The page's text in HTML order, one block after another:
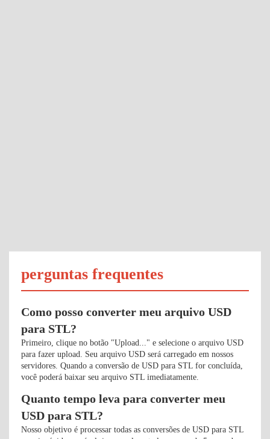
perguntas frequentes
Como posso converter meu arquivo USD
para STL?
Primeiro, clique no botão "Upload..." e selecione o arquivo USD
para fazer upload. Seu arquivo USD será carregado em nossos
servidores. Quando a conversão de USD para STL for concluída,
você poderá baixar seu arquivo STL imediatamente.
Quanto tempo leva para converter meu
USD para STL?
Nosso objetivo é processar todas as conversões de USD para STL